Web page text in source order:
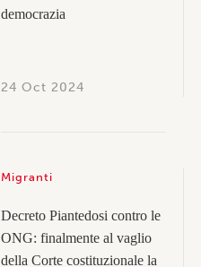
democrazia
24 Oct 2024
Migranti
Decreto Piantedosi contro le
ONG: finalmente al vaglio
della Corte costituzionale la